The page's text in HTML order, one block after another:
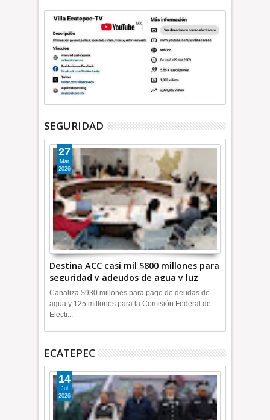
SEGURIDAD
Destina ACC casi mil $800 millones para
seguridad y adeudos de agua y luz
+Video
27
Mar
2026
Canaliza $930 millones para pago de deudas de
agua y 125 millones para la Comisión Federal de
Electr...
ECATEPEC
14
Jul
2026